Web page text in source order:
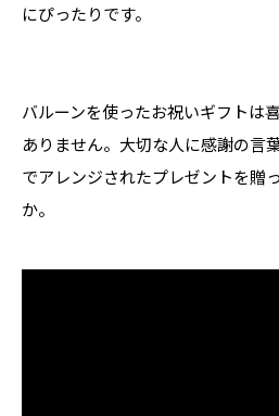
にぴったりです。
バルーンを使ったお祝いギフトは
ありません。大切な人に感謝の言
でアレンジされたプレゼントを贈
か。